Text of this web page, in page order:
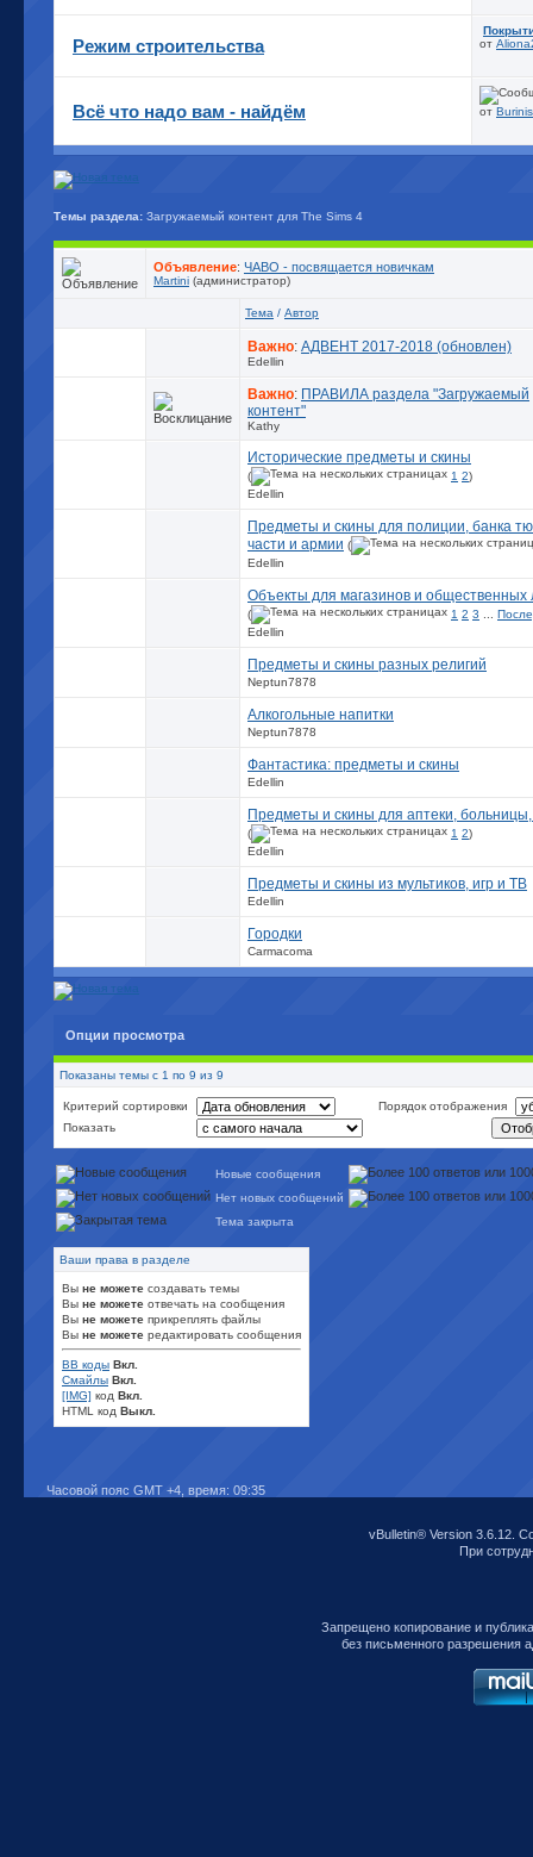
Режим строительства
от
Всё что надо вам - найдём от Burinis
Темы раздела: Загружаемый контент для The Sims 4
Объявление: ЧАВО - посвящается новичкам
Martini (администратор)
Тема / Автор
Важно: АДВЕНТ 2017-2018 (обновлен)
Edellin
Важно: ПРАВИЛА раздела "Загружаемый
контент"
Kathy
Исторические предметы и скины
( 1 2)
Edellin
Предметы и скины для полиции, банка
части и армии (
Edellin
Объекты для магазинов и общественных
( 1 2 3
Edellin
Предметы и скины разных религий
Neptun7878
Алкогольные напитки
Neptun7878
Фантастика: предметы и скины
Edellin
Предметы и скины для аптеки,
( 1 2)
Edellin
Предметы и скины из мультиков, игр и ТВ
Edellin
Городки
Carmacoma
Опции просмотра
Показаны темы с 1 по 9 из 9
Критерий сортировки
Порядок отображения
Показать
Новые сообщения
Нет новых сообщений
Тема закрыта
Ваши права в разделе
Вы не можете создавать темы
Вы не можете отвечать на сообщения
Вы не можете прикреплять файлы
Вы не можете редактировать сообщения
BB коды Вкл.
Смайлы Вкл.
[IMG] код Вкл.
HTML код Выкл.
Часовой пояс GMT +4, время: 09:35
vBulletin® Version 3.6.12.
При
Запрещено копирование и
без письменного разрешения